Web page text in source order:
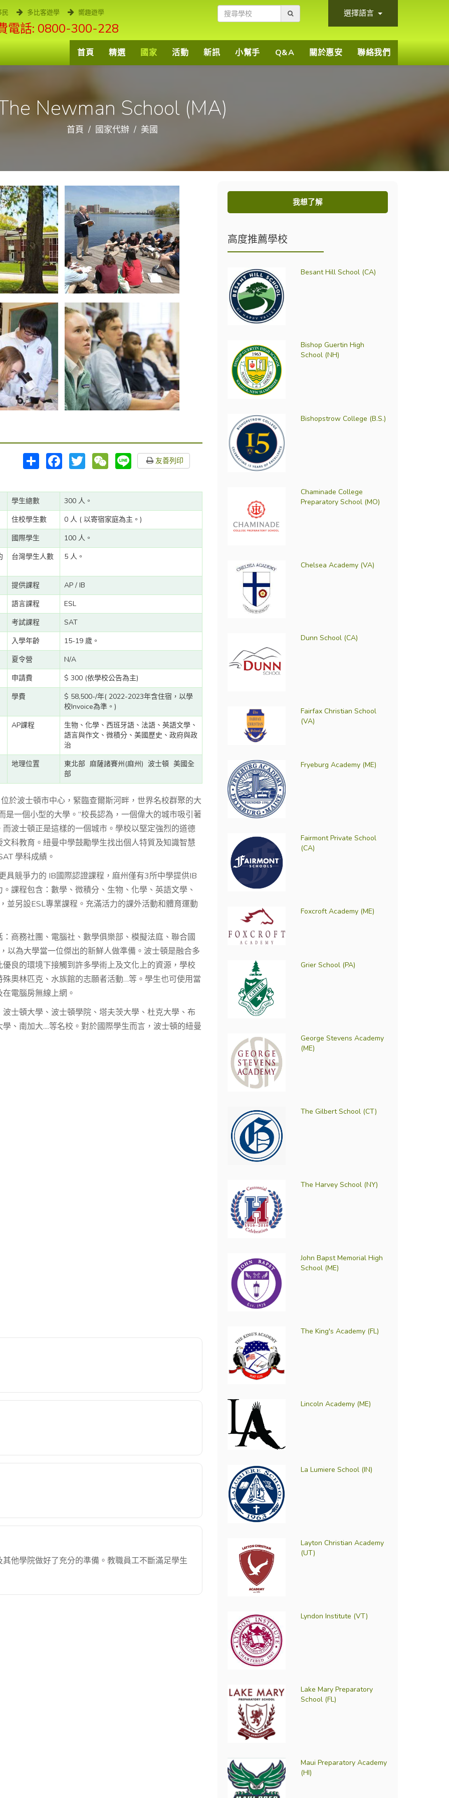
民 多比客遊學 嚮趣遊學
電話: 0800-300-228
選擇語言
首頁 精選 國家 活動 新訊 小幫手 Q&A 關於惠安 聯絡我們
Newman School (MA)
首頁 國家代辦 美國
FacebookTwitter WeChat Line 友善列印
學生總數
300 人。
住校學生數
0 人 ( 以寄宿家庭為主。)
國際學生
100 人。
台灣學生人數 5 人。
提供課程
AP / IB
語言課程
ESL
考試課程
SAT
入學年齡
15-19 歲。
夏令營
N/A
申請費
$ 300 (依學校公告為主)
學費
$ 58,500-/年( 2022-2023年含住宿，以學
校Invoice為準。)
AP課程
生物、化學、西班牙語、法語、英語文學、
語言與作文、微積分、美國歷史、政府與政
治
地理位置
東北部 麻薩諸賽州(麻州) 波士頓 美國全
部
於波士頓市中心，緊臨查爾斯河畔，世界名校群聚的大
一個小型的大學。”校長認為，一個偉大的城市吸引著
波士頓正是這樣的一個城市。學校以堅定強烈的道德
科教育。紐曼中學鼓勵學生找出個人特質及知識智慧
學科成績。
競爭力的 IB國際認證課程，麻州僅有3所中學提供IB
課程包含：數學、微積分、生物、化學、英語文學、
並另設ESL專業課程。充滿活力的課外活動和體育運動
商務社團、電腦社、數學俱樂部、模擬法庭、聯合國
以為大學當一位傑出的新鮮人做準備。波士頓是融合多
良的環境下接觸到許多學術上及文化上的資源，學校
奧林匹克、水族館的志願者活動…等。學生也可使用當
電腦房無線上網。
士頓大學、波士頓學院、塔夫茨大學、杜克大學、布
、南加大....等名校。對於國際學生而言，波士頓的紐曼
他學院做好了充分的準備。教職員工不斷滿足學生
我想了解
高度推薦學校
Besant Hill School (CA)
Bishop Guertin High
School (NH)
Bishopstrow College (B.S.)
Chaminade College
Preparatory School (MO)
Chelsea Academy (VA)
Dunn School (CA)
Fairfax Christian School
(VA)
Fryeburg Academy (ME)
Fairmont Private School
(CA)
Foxcroft Academy (ME)
Grier School (PA)
George Stevens Academy
(ME)
The Gilbert School (CT)
The Harvey School (NY)
John Bapst Memorial High
School (ME)
The King's Academy (FL)
Lincoln Academy (ME)
La Lumiere School (IN)
Layton Christian Academy
(UT)
Lyndon Institute (VT)
Lake Mary Preparatory
School (FL)
Maui Preparatory Academy
(HI)